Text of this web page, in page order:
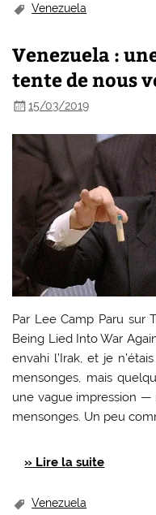
Venezuela
Venezuela :
tente de nous
15/03/2019
Par Lee Camp Paru sur
Being Lied Into War
envahi l’Irak, et je
mensonges, mais
une vague impression —
mensonges. Un peu
» Lire la suite
Venezuela